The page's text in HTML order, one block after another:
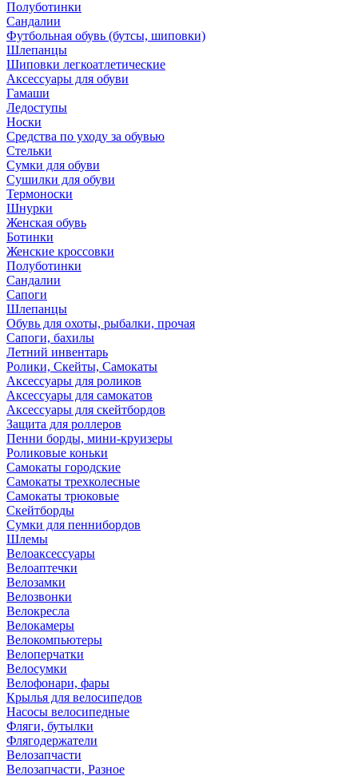
Полуботинки
Сандалии
Футбольная обувь (бутсы, шиповки)
Шлепанцы
Шиповки легкоатлетические
Аксессуары для обуви
Гамаши
Ледоступы
Носки
Средства по уходу за обувью
Стельки
Сумки для обуви
Сушилки для обуви
Термоноски
Шнурки
Женская обувь
Ботинки
Женские кроссовки
Полуботинки
Сандалии
Сапоги
Шлепанцы
Обувь для охоты, рыбалки, прочая
Сапоги, бахилы
Летний инвентарь
Ролики, Скейты, Самокаты
Аксессуары для роликов
Аксессуары для самокатов
Аксессуары для скейтбордов
Защита для роллеров
Пенни борды, мини-круизеры
Роликовые коньки
Самокаты городские
Самокаты трехколесные
Самокаты трюковые
Скейтборды
Сумки для пеннибордов
Шлемы
Велоаксессуары
Велоаптечки
Велозамки
Велозвонки
Велокресла
Велокамеры
Велокомпьютеры
Велоперчатки
Велосумки
Велофонари, фары
Крылья для велосипедов
Насосы велосипедные
Фляги, бутылки
Флягодержатели
Велозапчасти
Велозапчасти, Разное